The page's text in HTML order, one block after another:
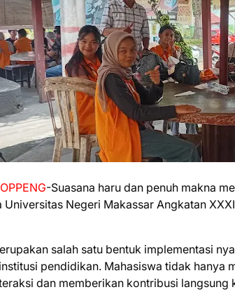
-Suasana haru dan penuh makna
Universitas Negeri Makassar Angkatan
salah satu bentuk implementasi
pendidikan. Mahasiswa tidak hanya
dan memberikan kontribusi